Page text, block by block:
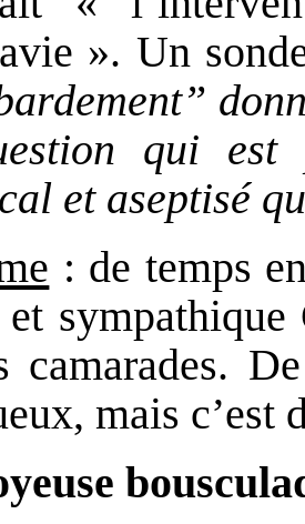
». Un
qui est
et aseptisé
: de temps
camarades.
mais c’est